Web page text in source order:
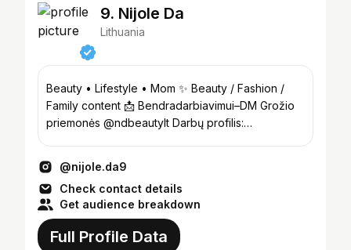
9. Nijole Da
Lithuania
Beauty • Lifestyle • Mom ✨ Beauty / Fashion /
Family content 📩 Bendradarbiavimui–DM Grožio
priemonės @ndbeautylt Darbų profilis:
@nijole.da9
Check contact details
Get audience breakdown
Full Profile Data